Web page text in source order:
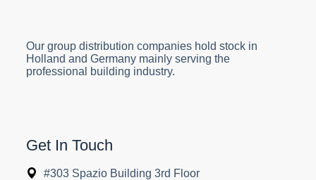
Our group distribution companies hold stock in
Holland and Germany mainly serving the
professional building industry.
Get In Touch
#303 Spazio Building 3rd Floor